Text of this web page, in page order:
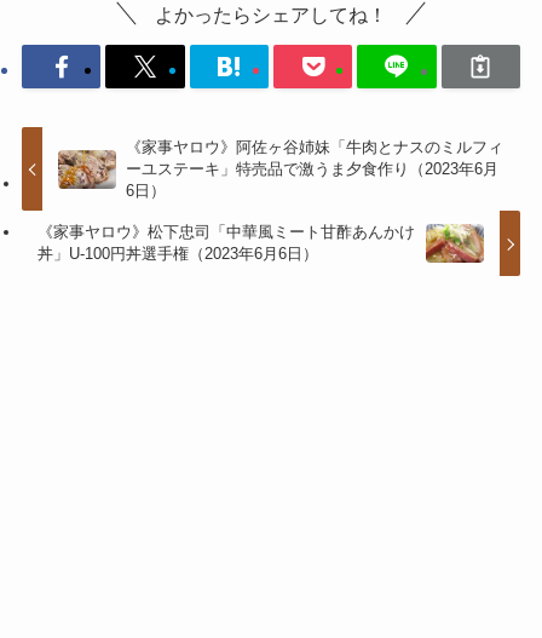
よかったらシェアしてね！
《家事ヤロウ》阿佐ヶ谷姉妹「牛肉とナスのミルフィ
ーユステーキ」特売品で激うま夕食作り（2023年6月
6日）
《家事ヤロウ》松下忠司「中華風ミート甘酢あんかけ
丼」U-100円丼選手権（2023年6月6日）